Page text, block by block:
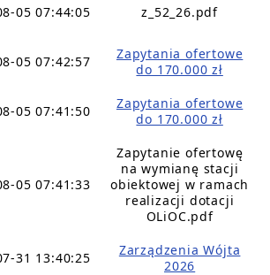
05 07:44:05 z_52_26.pdf
05 07:42:57
Zapytania ofertowe
do 170.000 zł
05 07:41:50
Zapytania ofertowe
do 170.000 zł
05 07:41:33
Zapytanie ofertowę
na wymianę stacji
obiektowej w ramach
realizacji dotacji
OLiOC.pdf
31 13:40:25
Zarządzenia Wójta
2026